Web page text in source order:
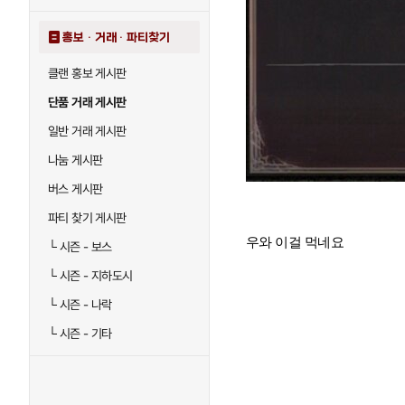
홍보 · 거래 · 파티찾기
클랜 홍보 게시판
단품 거래 게시판
일반 거래 게시판
나눔 게시판
버스 게시판
파티 찾기 게시판
└시즌 - 보스
└시즌 - 지하도시
└시즌 - 나락
└시즌 - 기타
우와 이걸 먹네요